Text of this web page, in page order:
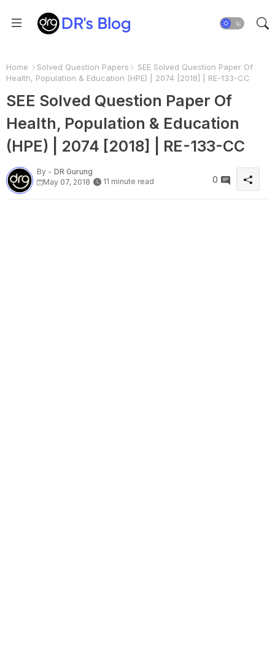
Home Solved Question Papers
SEE Solved Question Paper Of
Health, Population & Education (HPE) | 2074 [2018] | RE-133-CC
SEE Solved Question Paper Of
Health, Population & Education
(HPE) | 2074 [2018] | RE-133-CC
By - DR Gurung
May 07, 2018
11 minute read 0